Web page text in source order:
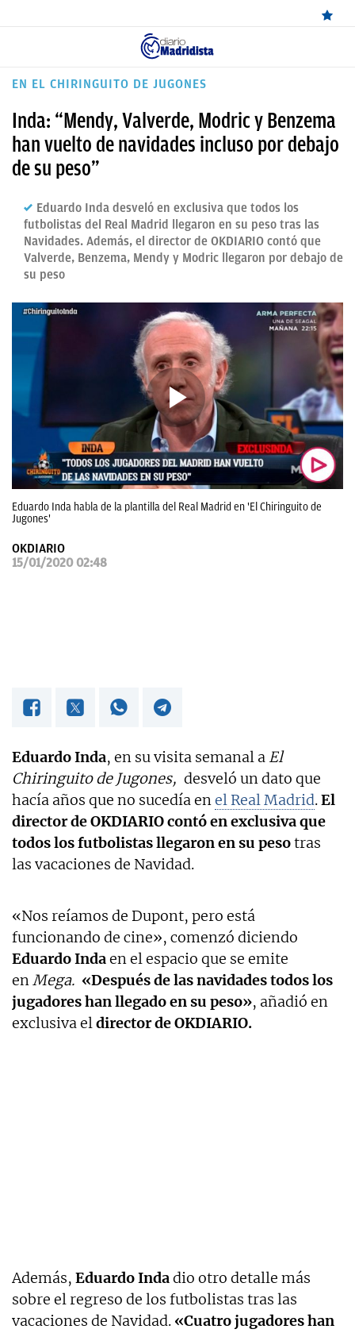
ÚLTIMAS
REAL
MADRID
CANTERA
FICHAJES
FEMENINO
EN EL CHIRINGUITO DE JUGONES
Inda: “Mendy, Valverde, Modric y Benzema
han vuelto de navidades incluso por debajo
de su peso”
Eduardo Inda desveló en exclusiva que todos los
futbolistas del Real Madrid llegaron en su peso tras las
Navidades. Además, el director de OKDIARIO contó que
Valverde, Benzema, Mendy y Modric llegaron por debajo de
su peso
Eduardo Inda habla de la plantilla del Real Madrid en 'El Chiringuito de
Jugones'
OKDIARIO
15/01/2020 02:48
Eduardo Inda, en su visita semanal a El
Chiringuito de Jugones, desveló un dato que
hacía años que no sucedía enel Real Madrid.El
director de OKDIARIO contó en exclusiva que
todos los futbolistas llegaron en su pesotras
las vacaciones de Navidad.
«Nos reíamos de Dupont, pero está
funcionando de cine», comenzó diciendo
Eduardo Indaen el espacio que se emite
enMega. «Después de las navidades todos los
jugadores han llegado en su peso», añadió en
exclusiva eldirector de OKDIARIO.
Además, Eduardo Indadio otro detalle más
sobre el regreso de los futbolistas tras las
vacaciones de Navidad. «Cuatro jugadores han